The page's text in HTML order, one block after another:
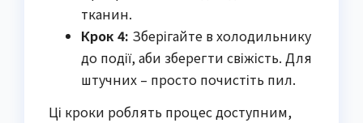
тканин.
Крок 4: Зберігайте в холодильнику
до події, аби зберегти свіжість. Для
штучних – просто почистіть пил.
Ці кроки роблять процес доступним,